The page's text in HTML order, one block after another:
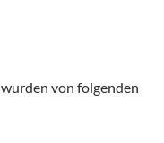
von folgenden